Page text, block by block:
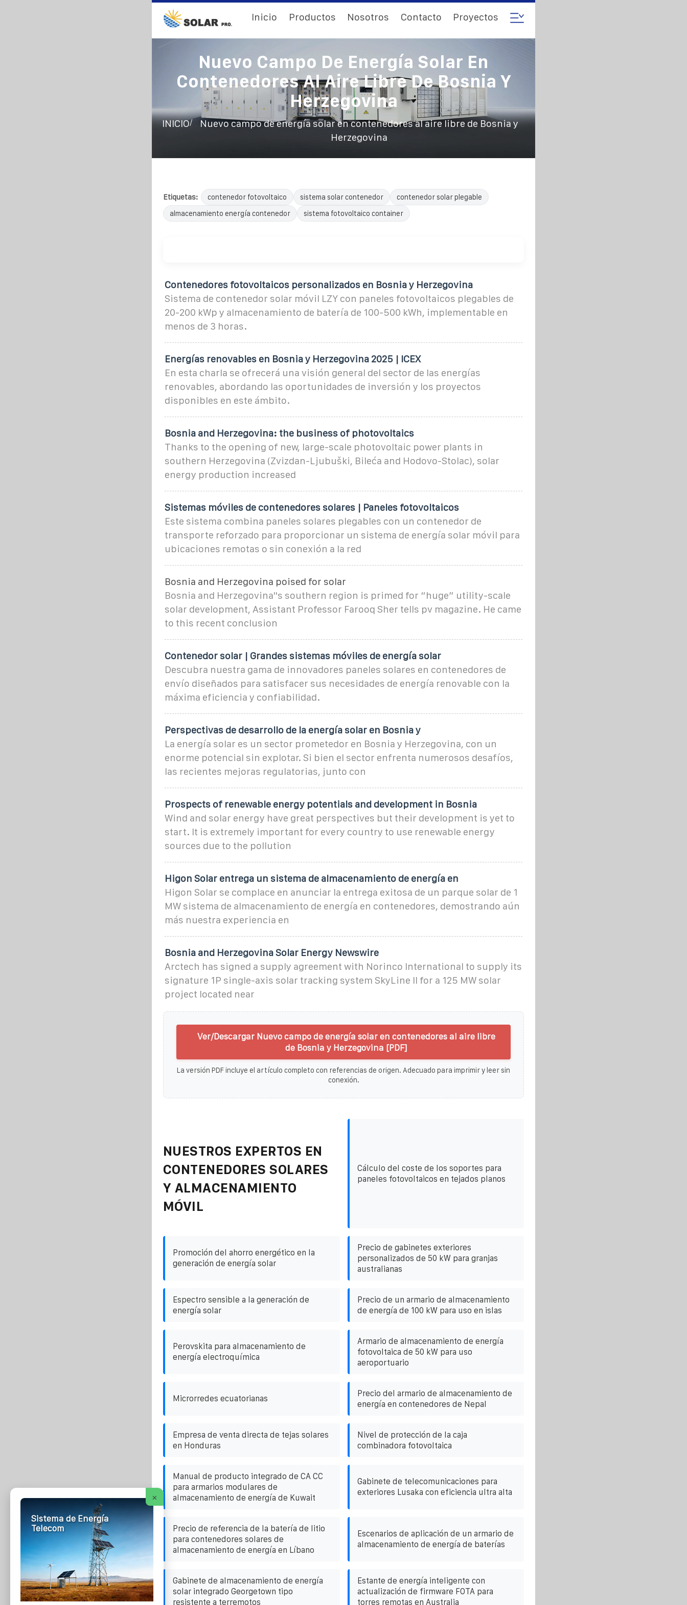
Inicio Productos Nosotros Contacto Proyectos
Nuevo Campo De Energía Solar En
Contenedores Al Aire Libre De Bosnia Y
Herzegovina
INICIO/
Nuevo campo de energía solar en contenedores al aire libre de Bosnia y
Herzegovina
Etiquetas: contenedor fotovoltaico sistema solar contenedor
contenedor solar plegable
almacenamiento energía contenedor
sistema fotovoltaico container
Contenedores fotovoltaicos personalizados en Bosnia y Herzegovina
Sistema de contenedor solar móvil LZY con paneles fotovoltaicos plegables de
20-200 kWp y almacenamiento de batería de 100-500 kWh, implementable en
menos de 3 horas.
Energías renovables en Bosnia y Herzegovina 2025 | ICEX
En esta charla se ofrecerá una visión general del sector de las energías
renovables, abordando las oportunidades de inversión y los proyectos
disponibles en este ámbito.
Bosnia and Herzegovina: the business of photovoltaics
Thanks to the opening of new, large-scale photovoltaic power plants in
southern Herzegovina (Zvizdan-Ljubuški, Bileća and Hodovo-Stolac), solar
energy production increased
Sistemas móviles de contenedores solares | Paneles fotovoltaicos
Este sistema combina paneles solares plegables con un contenedor de
transporte reforzado para proporcionar un sistema de energía solar móvil para
ubicaciones remotas o sin conexión a la red
Bosnia and Herzegovina poised for solar
Bosnia and Herzegovina''s southern region is primed for “huge” utility-scale
solar development, Assistant Professor Farooq Sher tells pv magazine. He came
to this recent conclusion
Contenedor solar | Grandes sistemas móviles de energía solar
Descubra nuestra gama de innovadores paneles solares en contenedores de
envío diseñados para satisfacer sus necesidades de energía renovable con la
máxima eficiencia y confiabilidad.
Perspectivas de desarrollo de la energía solar en Bosnia y
La energía solar es un sector prometedor en Bosnia y Herzegovina, con un
enorme potencial sin explotar. Si bien el sector enfrenta numerosos desafíos,
las recientes mejoras regulatorias, junto con
Prospects of renewable energy potentials and development in Bosnia
Wind and solar energy have great perspectives but their development is yet to
start. It is extremely important for every country to use renewable energy
sources due to the pollution
Higon Solar entrega un sistema de almacenamiento de energía en
Higon Solar se complace en anunciar la entrega exitosa de un parque solar de 1
MW sistema de almacenamiento de energía en contenedores, demostrando aún
más nuestra experiencia en
Bosnia and Herzegovina Solar Energy Newswire
Arctech has signed a supply agreement with Norinco International to supply its
signature 1P single-axis solar tracking system SkyLine II for a 125 MW solar
project located near
Ver/Descargar Nuevo campo de energía solar en contenedores al aire libre
de Bosnia y Herzegovina [PDF]
La versión PDF incluye el artículo completo con referencias de origen. Adecuado para imprimir y leer sin
conexión.
NUESTROS EXPERTOS EN
CONTENEDORES SOLARES
Y ALMACENAMIENTO
MÓVIL
Cálculo del coste de los soportes para
paneles fotovoltaicos en tejados planos
Promoción del ahorro energético en la
generación de energía solar
Precio de gabinetes exteriores
personalizados de 50 kW para granjas
australianas
Espectro sensible a la generación de
energía solar
Precio de un armario de almacenamiento
de energía de 100 kW para uso en islas
Perovskita para almacenamiento de
energía electroquímica
Armario de almacenamiento de energía
fotovoltaica de 50 kW para uso
aeroportuario
Microrredes ecuatorianas
Precio del armario de almacenamiento de
energía en contenedores de Nepal
Empresa de venta directa de tejas solares
en Honduras
Nivel de protección de la caja
combinadora fotovoltaica
Manual de producto integrado de CA CC
para armarios modulares de
almacenamiento de energía de Kuwait
Gabinete de telecomunicaciones para
exteriores Lusaka con eficiencia ultra alta
Precio de referencia de la batería de litio
para contenedores solares de
almacenamiento de energía en Líbano
Escenarios de aplicación de un armario de
almacenamiento de energía de baterías
Gabinete de almacenamiento de energía
solar integrado Georgetown tipo
resistente a terremotos
Estante de energía inteligente con
actualización de firmware FOTA para
torres remotas en Australia
×
Sistema de Energía
Telecom